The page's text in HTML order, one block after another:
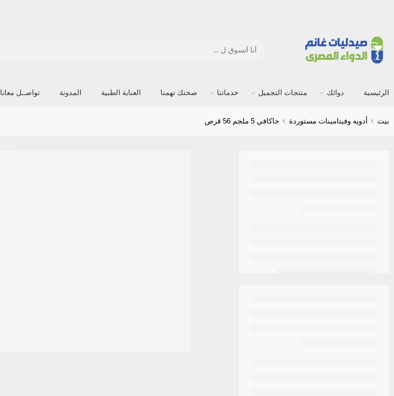
الرئيسية دوائك منتجات التجميل خدماتنا صحتك تهمنا العناية الطبية المدونة تواصــل معانا
بيت أدويه وفيتامينات مستوردة جاكافي 5 ملجم 56 قرص